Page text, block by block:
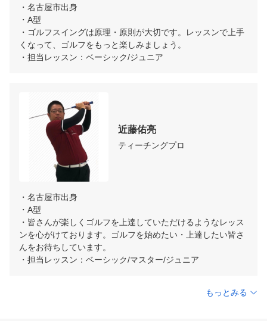
・名古屋市出身
・A型
・ゴルフスイングは原理・原則が大切です。レッスンで上手
くなって、ゴルフをもっと楽しみましょう。
・担当レッスン：ベーシック/ジュニア
近藤佑亮
ティーチングプロ
・名古屋市出身
・A型
・皆さんが楽しくゴルフを上達していただけるようなレッス
ンを心がけております。ゴルフを始めたい・上達したい皆さ
んをお待ちしています。
・担当レッスン：ベーシック/マスター/ジュニア
もっとみる